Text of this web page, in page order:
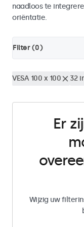
naadloos te
oriëntatie.
Filter (0)
VESA 100 x 100 32
Er
Wijzig uw